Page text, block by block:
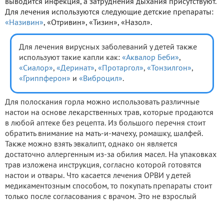
выводится инфекция, а затруднения дыхания присутствуют.
Для лечения используются следующие детские препараты:
«Називин», «Отривин», «Тизин», «Назол».
Для лечения вирусных заболеваний у детей также
используют такие капли как: «Аквалор Беби»,
«Сиалор», «Деринат», «Протаргол», «Тонзилгон»,
«Гриппферон» и «Виброцил».
Для полоскания горла можно использовать различные
настои на основе лекарственных трав, которые продаются
в любой аптеке без рецепта. Из большого перечня стоит
обратить внимание на мать-и-мачеху, ромашку, шалфей.
Также можно взять эвкалипт, однако он является
достаточно аллергенным из-за обилия масел. На упаковках
трав изложена инструкция, согласно которой готовятся
настои и отвары. Что касается лечения ОРВИ у детей
медикаментозным способом, то покупать препараты стоит
только после согласования с врачом. Это не взрослый